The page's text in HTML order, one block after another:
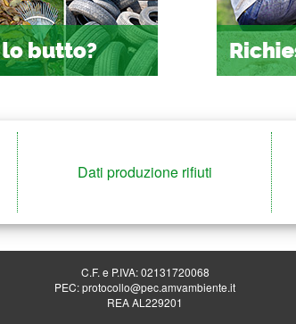
Dati produzione rifiuti
C.F. e P.IVA: 02131720068
PEC: protocollo@pec.amvambiente.it
REA AL229201